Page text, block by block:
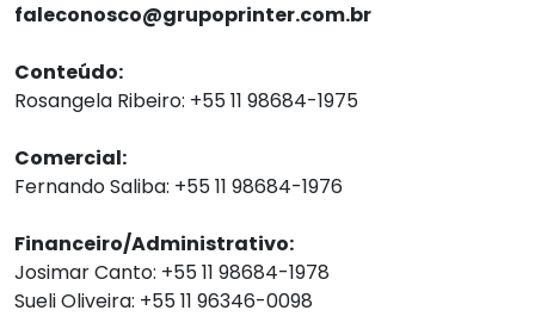
faleconosco@grupoprinter.com.br
Conteúdo:
Rosangela Ribeiro: +55 11 98684-1975
Comercial:
Fernando Saliba: +55 11 98684-1976
Financeiro/Administrativo:
Josimar Canto: +55 11 98684-1978
Sueli Oliveira: +55 11 96346-0098